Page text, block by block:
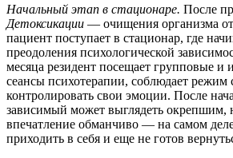
Начальный этап в стационаре. После
Детоксикации — очищения организма
пациент поступает в стационар, где
преодоления психологической
месяца резидент посещает групповые и
сеансы психотерапии, соблюдает режим
контролировать свои эмоции. После
зависимый может выглядеть окрепшим,
впечатление обманчиво — на самом
приходить в себя и еще не готов